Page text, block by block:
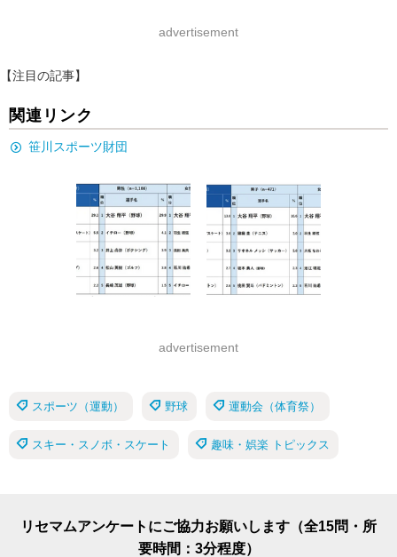
advertisement
【注目の記事】
関連リンク
笹川スポーツ財団
advertisement
スポーツ（運動） 野球 運動会（体育祭）
スキー・スノボ・スケート 趣味・娯楽 トピックス
リセマムアンケートにご協力お願いします（全15問・所
要時間：3分程度）